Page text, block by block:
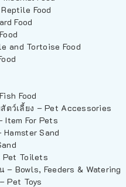
Food
Food
and Tortoise Food
Food
ว์เลี้ยง – Pet Accessories
Item For Pets
Sand
Pet Toilets
– Bowls, Feeders & Watering
Pet Toys